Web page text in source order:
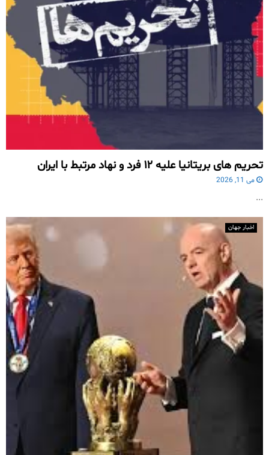
تحریم های بریتانیا علیه ۱۲ فرد و نهاد مرتبط با ایران
می 11, 2026
...
اخبار جهان